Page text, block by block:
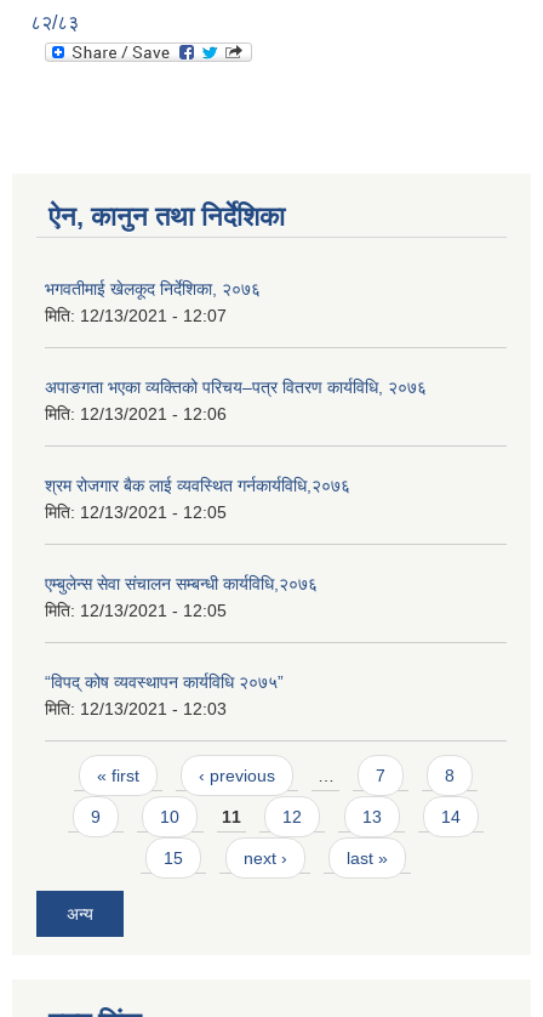
८२/८३
ऐन, कानुन तथा निर्देशिका
भगवतीमाई खेलकूद निर्देशिका, २०७६
मिति: 12/13/2021 - 12:07
अपाङगता भएका व्यक्तिको परिचय–पत्र वितरण कार्यविधि, २०७६
मिति: 12/13/2021 - 12:06
श्रम रोजगार बैक लाई व्यवस्थित गर्नकार्यविधि,२०७६
मिति: 12/13/2021 - 12:05
एम्बुलेन्स सेवा संचालन सम्बन्धी कार्यविधि,२०७६
मिति: 12/13/2021 - 12:05
“विपद् कोष व्यवस्थापन कार्यविधि २०७५”
मिति: 12/13/2021 - 12:03
Pages
« first ‹ previous 7 8
9 10 11 12 13 14
15 next › last »
अन्य